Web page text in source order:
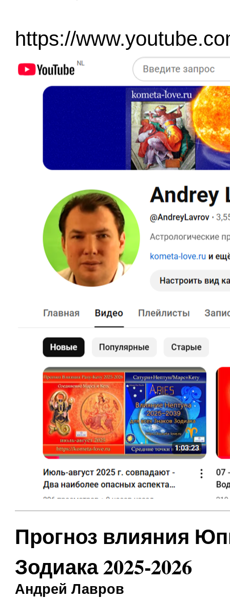
https://
Прогноз влияния
Зодиака 2025-2026
Андрей Лавров